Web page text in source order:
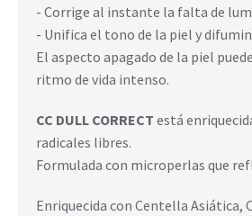
- Corrige al instante la falta de
- Unifica el tono de la piel y
El aspecto apagado de la piel
ritmo de vida intenso.
CC DULL CORRECT está
radicales libres.
Formulada con microperlas que
Enriquecida con Centella Asiática,